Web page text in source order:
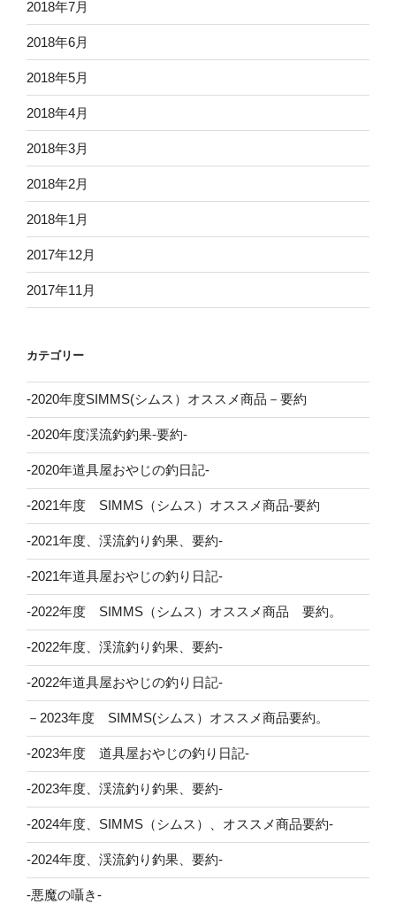
2018年7月
2018年6月
2018年5月
2018年4月
2018年3月
2018年2月
2018年1月
2017年12月
2017年11月
カテゴリー
-2020年度SIMMS(シムス）オススメ商品－要約
-2020年度渓流釣釣果-要約-
-2020年道具屋おやじの釣日記-
-2021年度 SIMMS（シムス）オススメ商品-要約
-2021年度、渓流釣り釣果、要約-
-2021年道具屋おやじの釣り日記-
-2022年度 SIMMS（シムス）オススメ商品 要約。
-2022年度、渓流釣り釣果、要約-
-2022年道具屋おやじの釣り日記-
－2023年度 SIMMS(シムス）オススメ商品要約。
-2023年度 道具屋おやじの釣り日記-
-2023年度、渓流釣り釣果、要約-
-2024年度、SIMMS（シムス）、オススメ商品要約-
-2024年度、渓流釣り釣果、要約-
-悪魔の囁き-